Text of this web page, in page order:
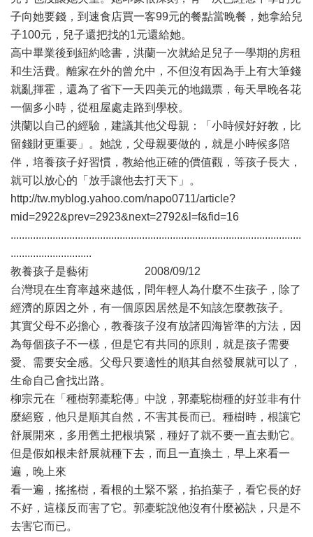
子向她要錢，到速食店買一客99元的餐點當晚餐，她拿給兒
子100元，兒子還把找的1元還給她。
高中畢業後到紐約唸書，洪蘭一次就給足兒子一學期的房租
和生活費。離家在外的曾允中，不但沒有因為手上有大筆錢
就亂揮霍，還為了省下一天四美元的地鐵票，每天早晚各花
一個多小時，從租屋處走路到學校。
洪蘭以自己的經驗，建議其他父母親：「小時候好好教，比
留錢財更重要」。她說，父母親要做的，就是小時候多陪
伴，培養孩子好習慣，教給他正確的價值觀，等孩子長大，
就可以放心的「放手讓他去打天下」。
http://tw.myblog.yahoo.com/napo0711/article?
mid=2922&prev=2923&next=2792&l=f&fid=16
........................................................................................................
.............................
教養孩子是藝術 2008/09/12
台灣現在生育率越來越低，問年輕人為什麼不生孩子，除了
經濟的原因之外，有一個原因居然是不知該怎麼教孩子。
其實父母不必擔心，教養孩子沒有放諸四海皆準的方法，因
為每個孩子不一樣，但是它有共同的原則，就是孩子需要
愛、需要安全感。父母只要適性的順其自然發展就可以了，
生命自己會找出路。
柳宗元在「種樹郭橐駝傳」中說，郭橐駝樹種的好並非有什
麼絕竅，他只是順其自然，不害其長而已。種樹時，根讓它
舒展開來，多用舊土把根填緊，種好了就不要一直去動它。
但是假如根未舒展就種下去，而且一直換土，早上來看一
遍，晚上來
看一遍，搖搖樹，看根的土緊不緊，掐掐葉子，看它長的好
不好，這樣反而害了它。郭橐駝說他沒有什麼祕訣，只是不
去害它而已。